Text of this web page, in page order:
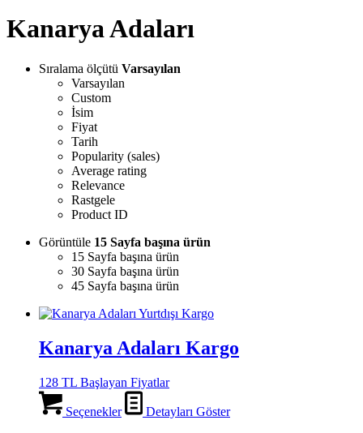
Kanarya Adaları
Sıralama ölçütü Varsayılan
Varsayılan
Custom
İsim
Fiyat
Tarih
Popularity (sales)
Average rating
Relevance
Rastgele
Product ID
Görüntüle 15 Sayfa başına ürün
15 Sayfa başına ürün
30 Sayfa başına ürün
45 Sayfa başına ürün
Kanarya Adaları Kargo
128 TL Başlayan Fiyatlar
Seçenekler Detayları Göster